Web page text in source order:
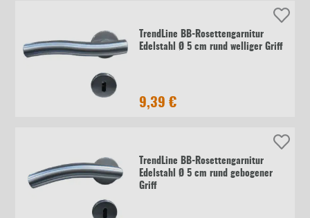
TrendLine BB-Rosettengarnitur
Edelstahl Ø 5 cm rund welliger Griff
9,39 €
TrendLine BB-Rosettengarnitur
Edelstahl Ø 5 cm rund gebogener
Griff